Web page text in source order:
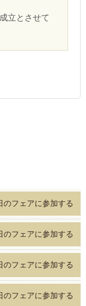
立とさせて
のフェアに参加する
のフェアに参加する
のフェアに参加する
のフェアに参加する